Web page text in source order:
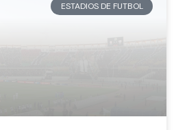
ESTADIOS DE FUTBOL